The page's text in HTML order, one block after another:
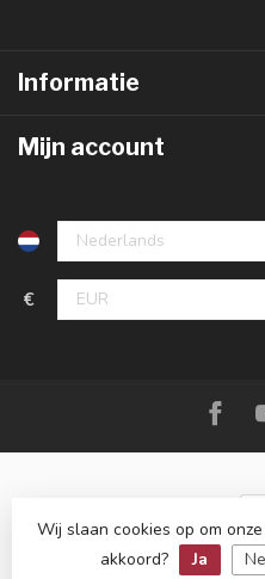
Informatie
Mijn account
€
© Copyright
Wij slaan cookies op om
akkoord?
Ja